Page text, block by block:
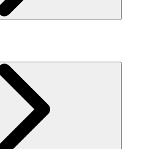
インストア利用規約
ライバシーポリシー
取引法に基づく表示
営業法に基づく表示